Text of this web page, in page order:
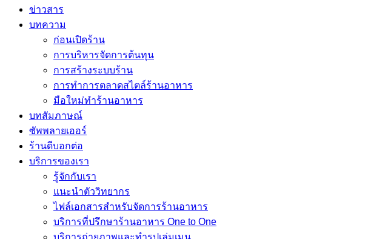
ข่าวสาร
บทความ
ก่อนเปิดร้าน
การบริหารจัดการต้นทุน
การสร้างระบบร้าน
การทำการตลาดสไตล์ร้านอาหาร
มือใหม่ทำร้านอาหาร
บทสัมภาษณ์
ซัพพลายเออร์
ร้านดีบอกต่อ
บริการของเรา
รู้จักกับเรา
แนะนำตัววิทยากร
ไฟล์เอกสารสำหรับจัดการร้านอาหาร
บริการที่ปรึกษาร้านอาหาร One to One
บริการถ่ายภาพและทำรูปเล่มเมนู